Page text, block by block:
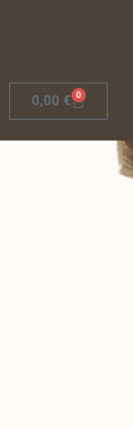
0,00 € 0